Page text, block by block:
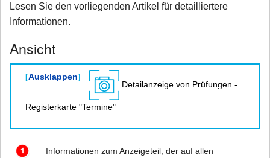
Lesen Sie den vorliegenden Artikel für detailliertere
Informationen.
Ansicht
Ausklappen
Detailanzeige von Prüfungen -
Registerkarte "Termine"
Informationen zum Anzeigeteil, der auf allen